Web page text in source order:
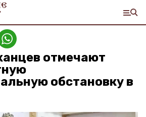
отмечают
обстановку в